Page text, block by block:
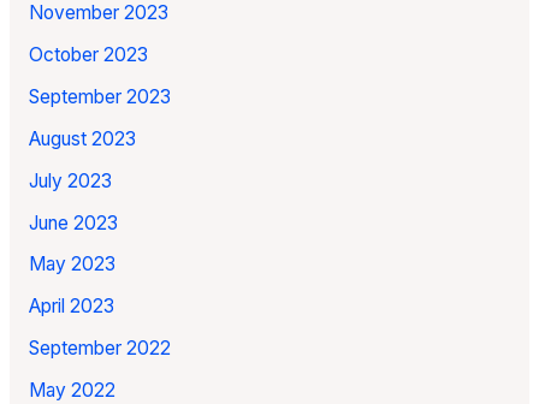
November 2023
October 2023
September 2023
August 2023
July 2023
June 2023
May 2023
April 2023
September 2022
May 2022